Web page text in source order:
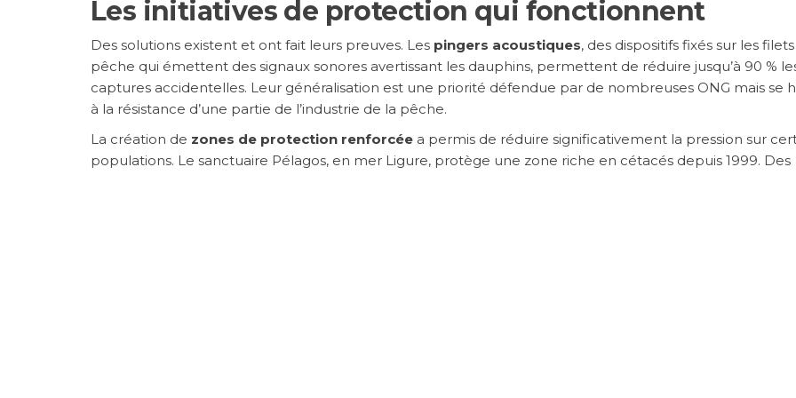
Les initiatives de protection qui fonctionnent
Des solutions existent et ont fait leurs preuves. Les pingers acoustiques, des dispositifs fixés sur les
pêche qui émettent des signaux sonores avertissant les dauphins, permettent de réduire jusqu’à 90 %
captures accidentelles. Leur généralisation est une priorité défendue par de nombreuses ONG mais se
à la résistance d’une partie de l’industrie de la pêche.
La création de zones de protection renforcée a permis de réduire significativement la pression sur
populations. Le sanctuaire Pélagos, en mer Ligure, protège une zone riche en cétacés depuis 1999. Des